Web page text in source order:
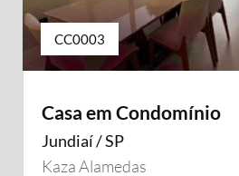
CC0003
Casa em Condomínio
Jundiaí / SP
Kaza Alamedas